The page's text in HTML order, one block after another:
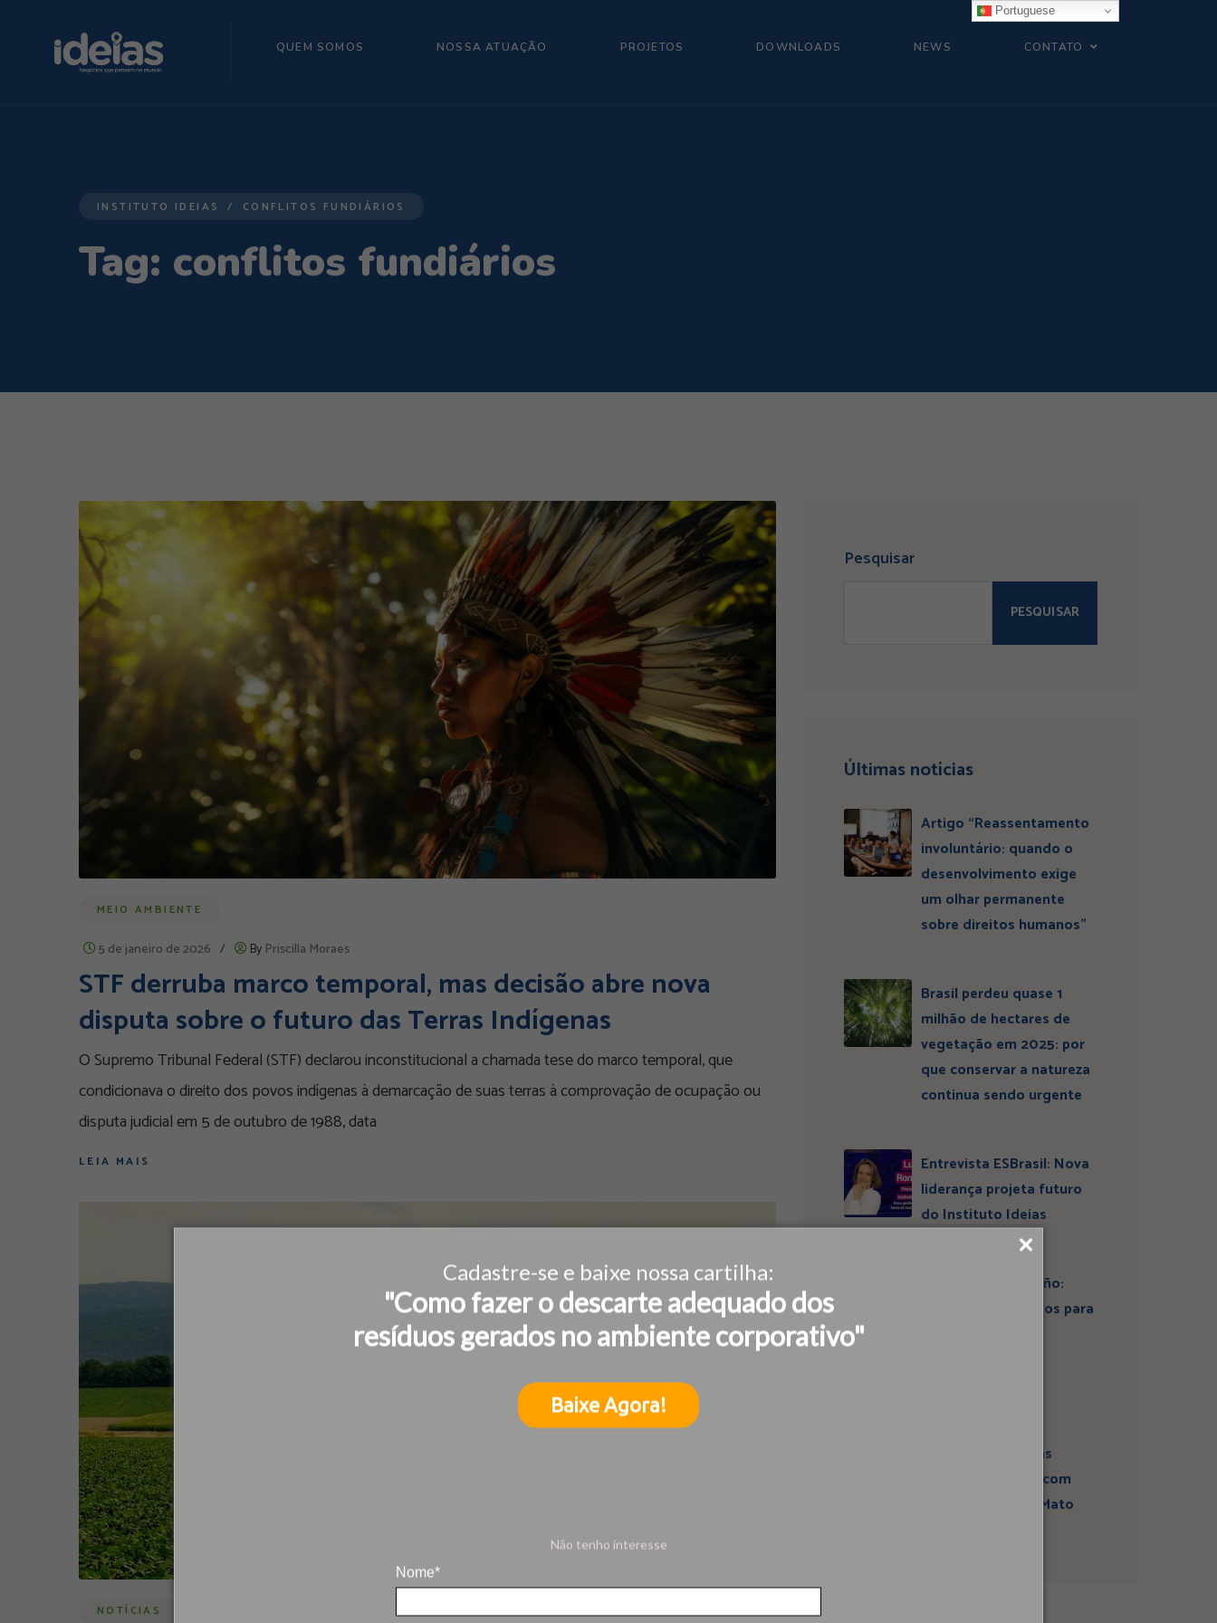
Cadastre-se e baixe nossa cartilha:
"Como fazer o descarte adequado dos
resíduos gerados no ambiente corporativo"
Baixe Agora!
Não tenho interesse
Nome*
QUEM SOMOS NOSSA ATUAÇÃO PROJETOS DOWNLOADS NEWS CONTATO
INSTITUTO IDEIAS CONFLITOS FUNDIÁRIOS
Tag: conflitos fundiários
MEIO AMBIENTE
5 de janeiro de 2026 / By Priscilla Moraes
STF derruba marco temporal, mas decisão abre nova
disputa sobre o futuro das Terras Indígenas
O Supremo Tribunal Federal (STF) declarou inconstitucional a chamada tese do marco temporal, que
condicionava o direito dos povos indígenas à demarcação de suas terras à comprovação de ocupação ou
disputa judicial em 5 de outubro de 1988, data
LEIA MAIS
NOTÍCIAS
Pesquisar
PESQUISAR
Últimas notícias
Artigo “Reassentamento
involuntário: quando o
desenvolvimento exige
um olhar permanente
sobre direitos humanos”
Brasil perdeu quase 1
milhão de hectares de
vegetação em 2025: por
que conservar a natureza
continua sendo urgente
Entrevista ESBrasil: Nova
liderança projeta futuro
do Instituto Ideias
Artigo: Super El Niño:
estamos preparados para
atividades sísmicas
fortalece diálogo com
comunidades em Mato
Portuguese